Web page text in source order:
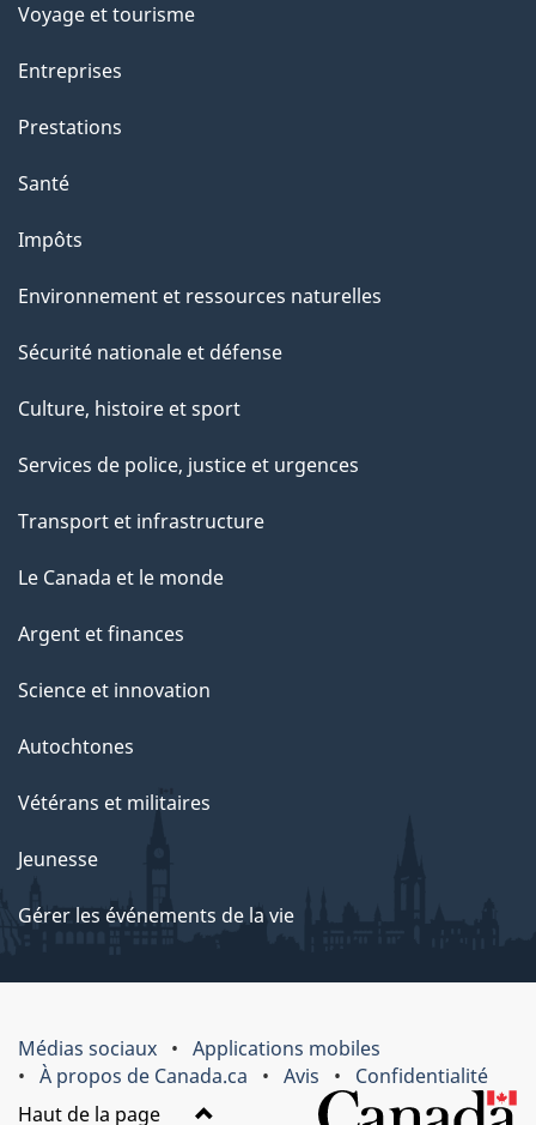
Voyage et tourisme
Entreprises
Prestations
Santé
Impôts
Environnement et ressources naturelles
Sécurité nationale et défense
Culture, histoire et sport
Services de police, justice et urgences
Transport et infrastructure
Le Canada et le monde
Argent et finances
Science et innovation
Autochtones
Vétérans et militaires
Jeunesse
Gérer les événements de la vie
Médias sociaux
Applications mobiles
À propos de Canada.ca
Avis
Confidentialité
Haut de la page